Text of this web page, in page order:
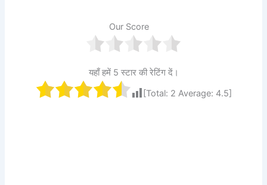
Our Score
यहाँ हमें 5 स्टार की रेटिंग दें।
[Total: 2 Average: 4.5